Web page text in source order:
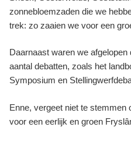
zonnebloemzaden die we
trek: zo zaaien we voor een
Daarnaast waren we
aantal debatten, zoals het
Symposium en
Enne, vergeet niet te stemmen
voor een eerlijk en groen